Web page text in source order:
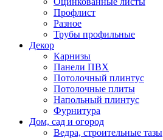
Профлист
Разное
Трубы профильные
Декор
Карнизы
Панели ПВХ
Потолочный плинтус
Потолочные плиты
Напольный плинтус
Фурнитура
Дом, сад и огород
Ведра, строительные тазы